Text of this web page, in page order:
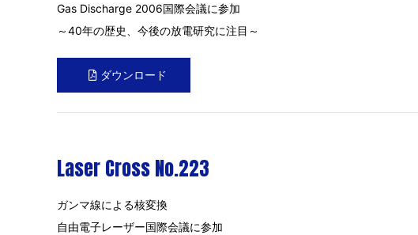
Gas Discharge 2006国際会議に参加
～40年の歴史、今後の放電研究に注目～
ダウンロード
Laser Cross No.223
ガンマ線による核変換
自由電子レーザー国際会議に参加